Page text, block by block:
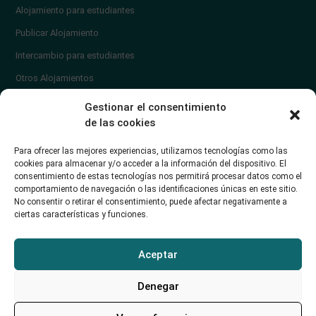
Gestionar el consentimiento
de las cookies
Para ofrecer las mejores experiencias, utilizamos tecnologías como las
cookies para almacenar y/o acceder a la información del dispositivo. El
consentimiento de estas tecnologías nos permitirá procesar datos como el
comportamiento de navegación o las identificaciones únicas en este sitio.
No consentir o retirar el consentimiento, puede afectar negativamente a
ciertas características y funciones.
Aceptar
Denegar
Alojamiento para estudiantes
Publicar Alojamiento
Intercambio para estudiantes
Otros Alojamientos
¿Cómo publicar un anuncio?
Contacto
soporte@alojamientounican.es